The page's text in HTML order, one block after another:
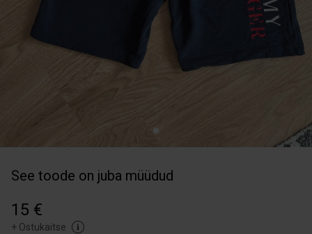
See toode on juba müüdud
15 €
+ Ostukaitse